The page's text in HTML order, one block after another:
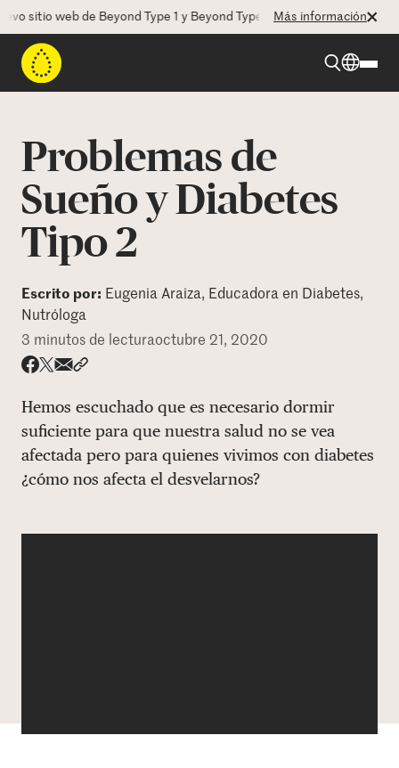
web de Beyond Type 1 y Beyond Type 2! La CEO Deborah Dugan
Más información
Recursos
Programas
DONAR
Problemas de
Sueño y Diabetes
Tipo 2
Escrito por: Eugenia Araiza, Educadora en Diabetes,
Nutróloga
3 minutos de lecturaoctubre 21, 2020
Hemos escuchado que es necesario dormir
suficiente para que nuestra salud no se vea
afectada pero para quienes vivimos con diabetes
¿cómo nos afecta el desvelarnos?